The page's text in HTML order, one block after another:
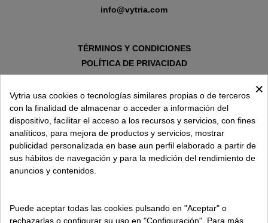
info@vytria.com
TÉRMINOS Y CONDICIONES
POLÍTICA DE PRIVACIDAD
AVISO LEGAL
POLÍTICA DE COOKIES
SOBRE VYTRIA
×
Vytria usa cookies o tecnologías similares propias o de terceros
con la finalidad de almacenar o acceder a información del
dispositivo, facilitar el acceso a los recursos y servicios, con fines
analíticos, para mejora de productos y servicios, mostrar
publicidad personalizada en base aun perfil elaborado a partir de
sus hábitos de navegación y para la medición del rendimiento de
anuncios y contenidos.
Puede aceptar todas las cookies pulsando en "Aceptar" o
rechazarlas o configurar su uso en "Configuración". Para más